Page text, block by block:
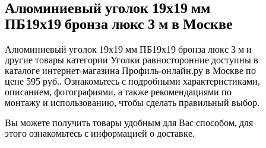
Алюминиевый уголок 19х19 мм
ПБ19х19 бронза люкс 3 м в Москве
Алюминиевый уголок 19х19 мм ПБ19х19 бронза люкс 3 м и
другие товары категории Уголки равносторонние доступны в
каталоге интернет-магазина Профиль-онлайн.ру в Москве по
цене 595 руб.. Ознакомьтесь с подробными характеристиками,
описанием, фотографиями, а также рекомендациями по
монтажу и использованию, чтобы сделать правильный выбор.
Вы можете получить товары удобным для Вас способом, для
этого ознакомьтесь с информацией о доставке.